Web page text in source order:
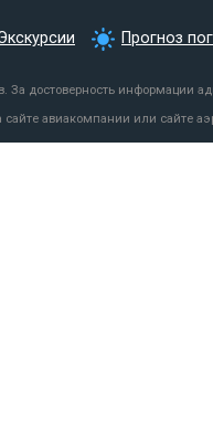
Прогноз
За достоверность информации
авиакомпании или сайте